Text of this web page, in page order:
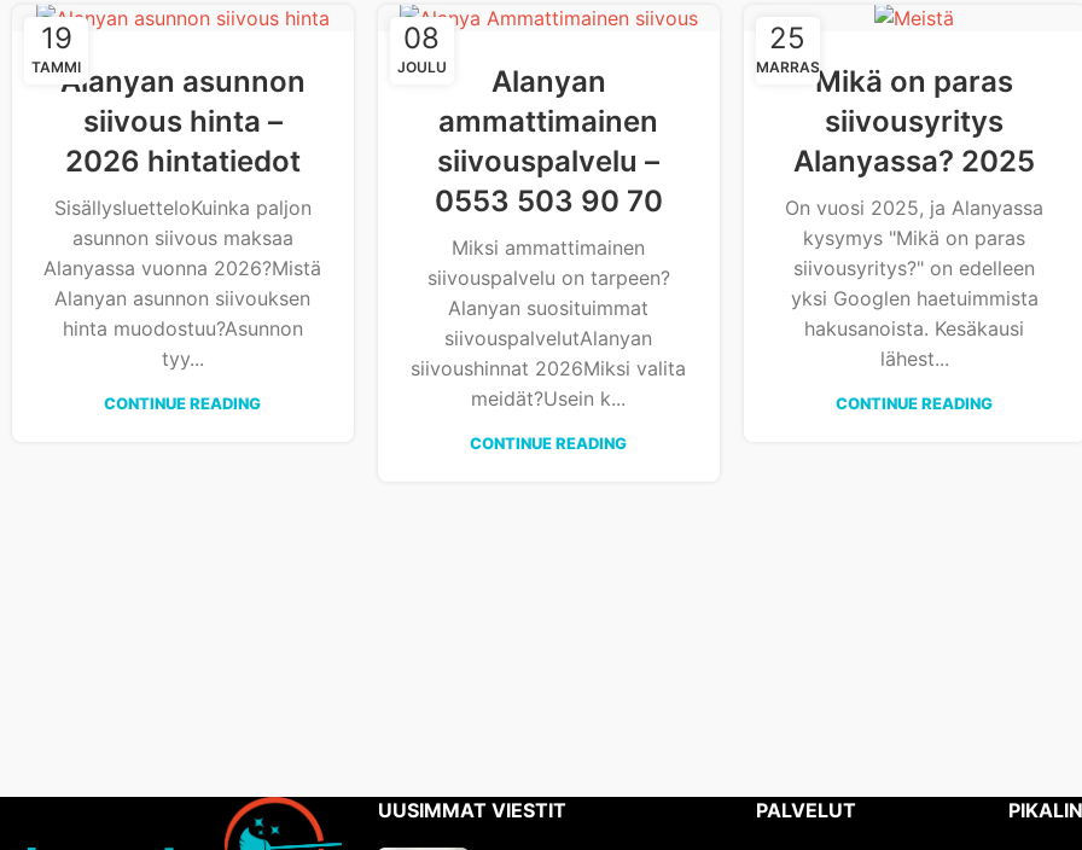
19
TAMMIAlanyan asunnon
siivous hinta –
2026 hintatiedot
SisällysluetteloKuinka paljon
asunnon siivous maksaa
Alanyassa vuonna 2026?Mistä
Alanyan asunnon siivouksen
hinta muodostuu?Asunnon
tyy...
CONTINUE READING
08
JOULU
Alanyan
ammattimainen
siivouspalvelu –
0553 503 90 70
Miksi ammattimainen
siivouspalvelu on tarpeen?
Alanyan suosituimmat
siivouspalvelutAlanyan
siivoushinnat 2026Miksi valita
meidät?Usein k...
CONTINUE READING
25
MARRASMikä on paras
siivousyritys
Alanyassa? 2025
On vuosi 2025, ja Alanyassa
kysymys "Mikä on paras
siivousyritys?" on edelleen
yksi Googlen haetuimmista
hakusanoista. Kesäkausi
lähest...
CONTINUE READING
UUSIMMAT VIESTIT PALVELUT